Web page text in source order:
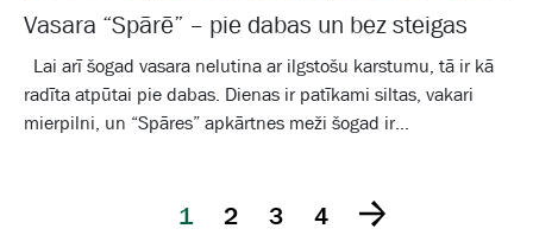
Vasara “Spārē” – pie dabas un bez steigas
Lai arī šogad vasara nelutina ar ilgstošu karstumu, tā ir kā
radīta atpūtai pie dabas. Dienas ir patīkami siltas, vakari
mierpilni, un “Spāres” apkārtnes meži šogad ir...
1 2 3 4